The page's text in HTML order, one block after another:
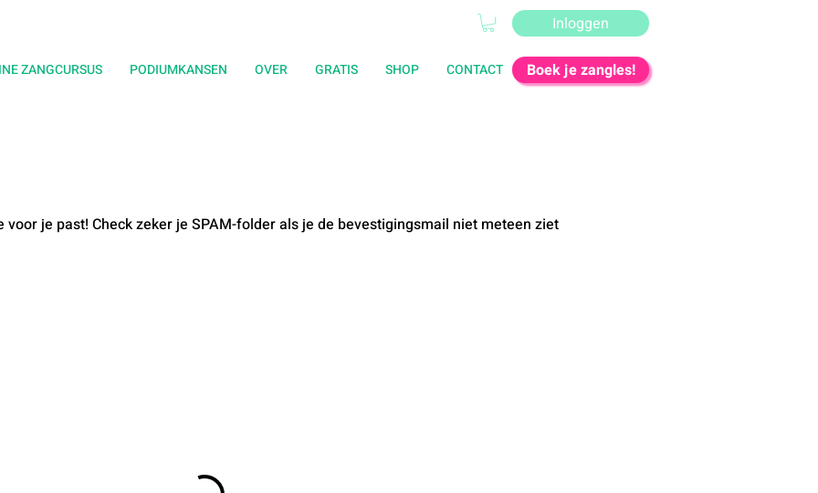
ZANGCURSUS PODIUMKANSEN OVER GRATIS SHOP CONTACT
Inloggen
Boek je zangles!
je past! Check zeker je SPAM-folder als je de bevestigingsmail niet meteen ziet